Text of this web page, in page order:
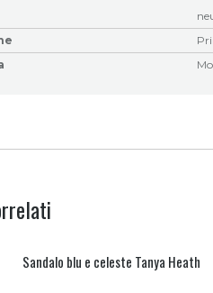
Sandalo blu e celeste Tanya Heath